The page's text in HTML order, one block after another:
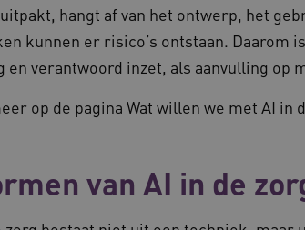
hangt af van het ontwerp, het
kunnen er risico’s ontstaan. Daarom
en verantwoord inzet, als aanvulling op
op de pagina Wat willen we met AI in
van AI in de